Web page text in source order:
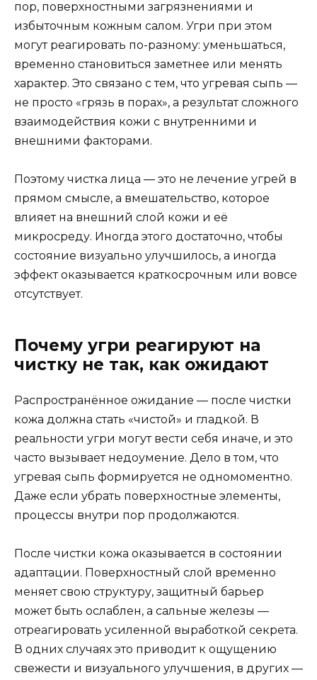
пор, поверхностными загрязнениями и
избыточным кожным салом. Угри при этом
могут реагировать по-разному: уменьшаться,
временно становиться заметнее или менять
характер. Это связано с тем, что угревая сыпь —
не просто «грязь в порах», а результат сложного
взаимодействия кожи с внутренними и
внешними факторами.
Поэтому чистка лица — это не лечение угрей в
прямом смысле, а вмешательство, которое
влияет на внешний слой кожи и её
микросреду. Иногда этого достаточно, чтобы
состояние визуально улучшилось, а иногда
эффект оказывается краткосрочным или вовсе
отсутствует.
Почему угри реагируют на
чистку не так, как ожидают
Распространённое ожидание — после чистки
кожа должна стать «чистой» и гладкой. В
реальности угри могут вести себя иначе, и это
часто вызывает недоумение. Дело в том, что
угревая сыпь формируется не одномоментно.
Даже если убрать поверхностные элементы,
процессы внутри пор продолжаются.
После чистки кожа оказывается в состоянии
адаптации. Поверхностный слой временно
меняет свою структуру, защитный барьер
может быть ослаблен, а сальные железы —
отреагировать усиленной выработкой секрета.
В одних случаях это приводит к ощущению
свежести и визуального улучшения, в других —